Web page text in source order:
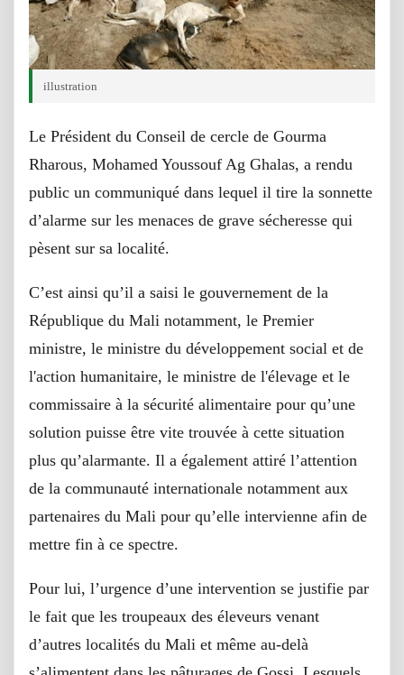
illustration
Le Président du Conseil de cercle de Gourma
Rharous, Mohamed Youssouf Ag Ghalas, a rendu
public un communiqué dans lequel il tire la sonnette
d’alarme sur les menaces de grave sécheresse qui
pèsent sur sa localité.
C’est ainsi qu’il a saisi le gouvernement de la
République du Mali notamment, le Premier
ministre, le ministre du développement social et de
l'action humanitaire, le ministre de l'élevage et le
commissaire à la sécurité alimentaire pour qu’une
solution puisse être vite trouvée à cette situation
plus qu’alarmante. Il a également attiré l’attention
de la communauté internationale notamment aux
partenaires du Mali pour qu’elle intervienne afin de
mettre fin à ce spectre.
Pour lui, l’urgence d’une intervention se justifie par
le fait que les troupeaux des éleveurs venant
d’autres localités du Mali et même au-delà